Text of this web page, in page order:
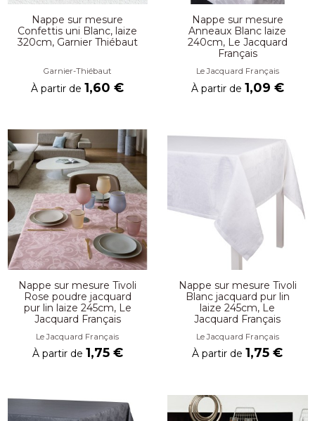
Nappe sur mesure
Confettis uni Blanc, laize
320cm, Garnier Thiébaut
Garnier-Thiébaut
À partir de1,60 €
Nappe sur mesure
Anneaux Blanc laize
240cm, Le Jacquard
Français
Le Jacquard Français
À partir de 1,09 €
Nappe sur mesure Tivoli
Rose poudre jacquard
pur lin laize 245cm, Le
Jacquard Français
Le Jacquard Français
À partir de 1,75 €
Nappe sur mesure Tivoli
Blanc jacquard pur lin
laize 245cm, Le
Jacquard Français
Le Jacquard Français
À partir de1,75 €